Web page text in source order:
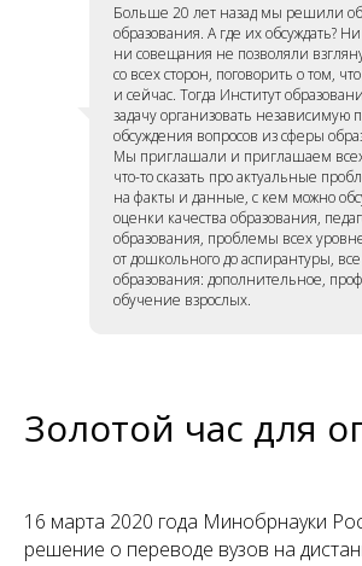
Больше 20 лет назад мы решили
образования. А где их обсуждать?
ни совещания не позволяли
со всех сторон, поговорить о том,
и сейчас. Тогда Институт
задачу организовать независимую
обсуждения вопросов из сферы
Мы приглашали и приглашаем
что-то сказать про актуальные
на факты и данные, с кем можно
оценки качества образования,
образования, проблемы всех
от дошкольного до аспирантуры,
образования: дополнительное,
обучение взрослых.
Золотой час для
16 марта 2020 года Минобрнауки
решение о переводе вузов на